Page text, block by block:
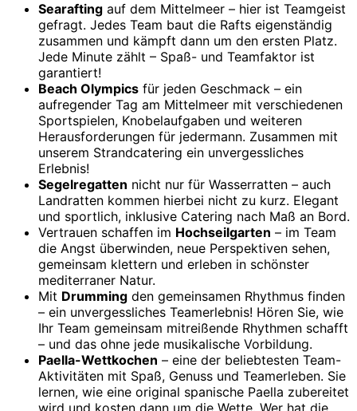
Searafting auf dem Mittelmeer – hier ist Teamgeist
gefragt. Jedes Team baut die Rafts eigenständig
zusammen und kämpft dann um den ersten Platz.
Jede Minute zählt – Spaß- und Teamfaktor ist
garantiert!
Beach Olympics für jeden Geschmack – ein
aufregender Tag am Mittelmeer mit verschiedenen
Sportspielen, Knobelaufgaben und weiteren
Herausforderungen für jedermann. Zusammen mit
unserem Strandcatering ein unvergessliches
Erlebnis!
Segelregatten nicht nur für Wasserratten – auch
Landratten kommen hierbei nicht zu kurz. Elegant
und sportlich, inklusive Catering nach Maß an Bord.
Vertrauen schaffen im Hochseilgarten – im Team
die Angst überwinden, neue Perspektiven sehen,
gemeinsam klettern und erleben in schönster
mediterraner Natur.
Mit Drumming den gemeinsamen Rhythmus finden
– ein unvergessliches Teamerlebnis! Hören Sie, wie
Ihr Team gemeinsam mitreißende Rhythmen schafft
– und das ohne jede musikalische Vorbildung.
Paella-Wettkochen – eine der beliebtesten Team-
Aktivitäten mit Spaß, Genuss und Teamerleben. Sie
lernen, wie eine original spanische Paella zubereitet